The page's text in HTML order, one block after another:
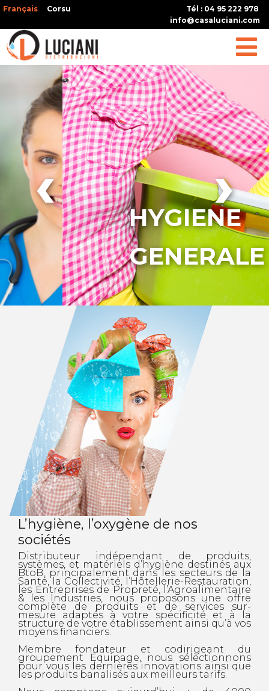
Français Corsu
Tél : 04 95 222 978
info@casaluciani.com
HYGIENE
GENERALE
‹ ›
L’hygiène, l’oxygène de nos
sociétés
Distributeur indépendant de produits,
systèmes, et matériels d’hygiène destinés aux
BtoB, principalement dans les secteurs de la
Santé, la Collectivité, l’Hôtellerie-Restauration,
les Entreprises de Propreté, l’Agroalimentaire
& les Industries, nous proposons une offre
complète de produits et de services sur-
mesure adaptés à votre spécificité et à la
structure de votre établissement ainsi qu’à vos
moyens financiers.
Membre fondateur et codirigeant du
groupement Équipage, nous sélectionnons
pour vous les dernières innovations ainsi que
les produits banalisés aux meilleurs tarifs.